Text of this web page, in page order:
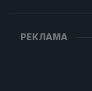
РЕКЛАМА